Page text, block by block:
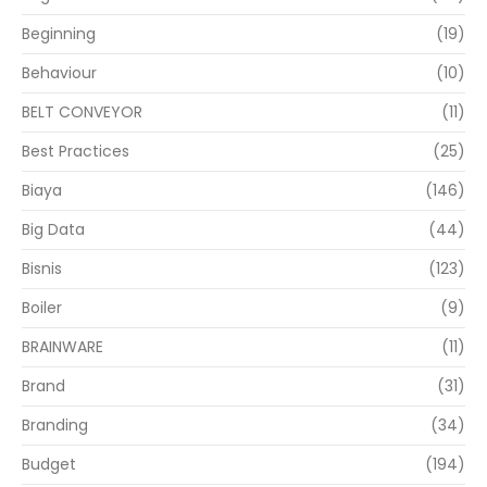
Beginning
(19)
Behaviour
(10)
BELT CONVEYOR
(11)
Best Practices
(25)
Biaya
(146)
Big Data
(44)
Bisnis
(123)
Boiler
(9)
BRAINWARE
(11)
Brand
(31)
Branding
(34)
Budget
(194)